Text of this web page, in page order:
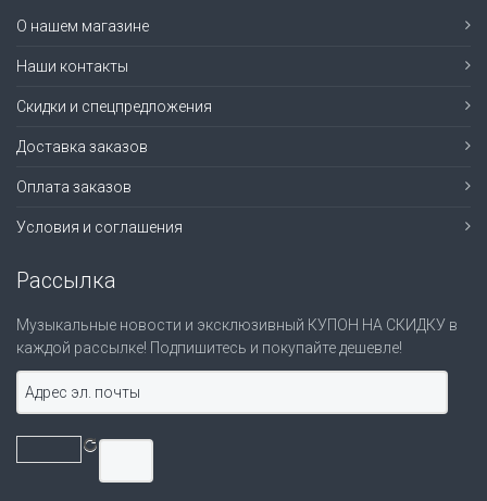
О нашем магазине
Наши контакты
Скидки и спецпредложения
Доставка заказов
Оплата заказов
Условия и соглашения
Рассылка
Музыкальные новости и эксклюзивный КУПОН НА СКИДКУ в
каждой рассылке! Подпишитесь и покупайте дешевле!